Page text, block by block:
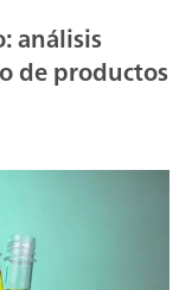
análisis
de productos